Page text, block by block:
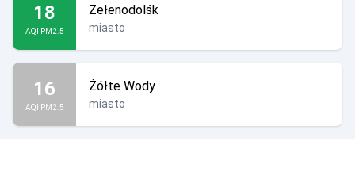
18
AQI PM2.5
Zełenodolśk
miasto
16
AQI PM2.5
Żółte Wody
miasto